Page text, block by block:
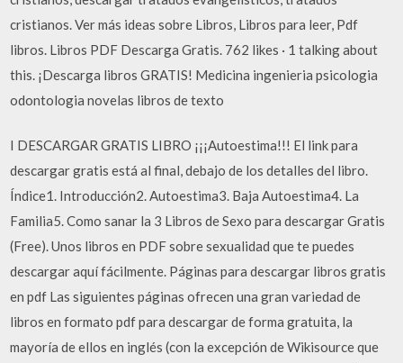
cristianos. Ver más ideas sobre Libros, Libros para leer, Pdf
libros. Libros PDF Descarga Gratis. 762 likes · 1 talking about
this. ¡Descarga libros GRATIS! Medicina ingenieria psicologia
odontologia novelas libros de texto
I DESCARGAR GRATIS LIBRO ¡¡¡Autoestima!!! El link para
descargar gratis está al final, debajo de los detalles del libro.
Índice1. Introducción2. Autoestima3. Baja Autoestima4. La
Familia5. Como sanar la 3 Libros de Sexo para descargar Gratis
(Free). Unos libros en PDF sobre sexualidad que te puedes
descargar aquí fácilmente. Páginas para descargar libros gratis
en pdf Las siguientes páginas ofrecen una gran variedad de
libros en formato pdf para descargar de forma gratuita, la
mayoría de ellos en inglés (con la excepción de Wikisource que